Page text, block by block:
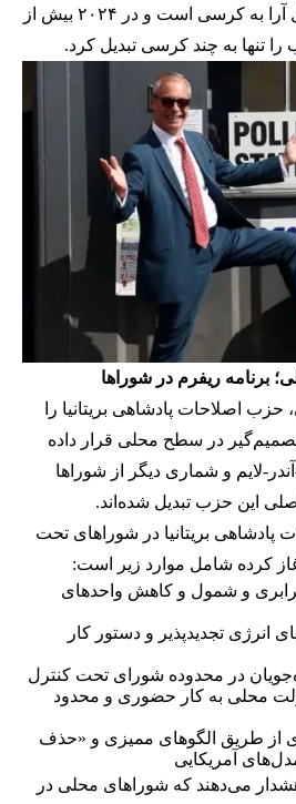
بزرگ‌ترین مانع برای تبدیل آرا به کرسی است و در ۲۰۲۴ بیش از
تنها به چند کرسی تبدیل کرد.
برنامه ریفرم در شوراها
حزب اصلاحات پادشاهی بریتانیا را
تصمیم‌گیر در سطح محلی قرار داده
لایم و شماری دیگر از شوراها
این حزب تبدیل شده‌اند.
پادشاهی بریتانیا در شوراهای تحت
کرده شامل موارد زیر است:
برابری و شمول و کاهش واحدهای
انرژی تجدیدپذیر و دستور کار
در محدوده شورای تحت کنترل
محلی به کار حضوری و محدود
از طریق الگوهای ممیزی و «حذف
آمریکایی
می‌دهند که شوراهای محلی در